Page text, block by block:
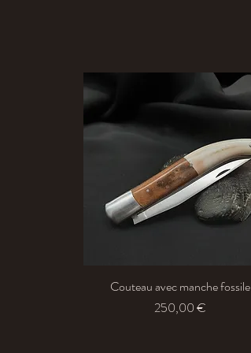
Aperçu rapide
Couteau avec manche fossile
Prix
250,00 €